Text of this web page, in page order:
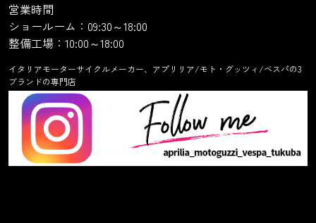
営業時間
ショールーム：09:30～18:00
整備工場：10:00～18:00
イタリアモーターサイクルメーカー、アプリリア/モト・グッツィ/ベスパの3
ブランドの専門店